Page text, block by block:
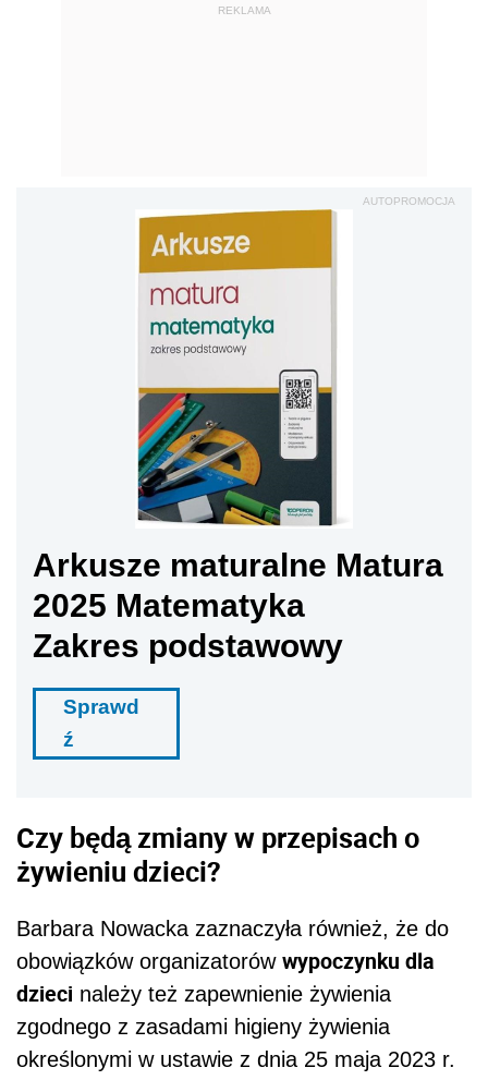
REKLAMA
AUTOPROMOCJA
Arkusze maturalne Matura
2025 Matematyka
Zakres podstawowy
Sprawd
ź
Czy będą zmiany w przepisach o
żywieniu dzieci?
Barbara Nowacka zaznaczyła również, że do
obowiązków organizatorów wypoczynku dla
dzieci należy też zapewnienie żywienia
zgodnego z zasadami higieny żywienia
określonymi w ustawie z dnia 25 maja 2023 r.